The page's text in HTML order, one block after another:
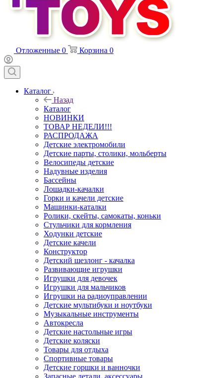
Отложенные 0 Корзина 0
Каталог
Назад
Каталог
НОВИНКИ
ТОВАР НЕДЕЛИ!!!
РАСПРОДАЖА
Детские электромобили
Детские парты, столики, мольберты
Велосипеды детские
Надувные изделия
Бассейны
Лошадки-качалки
Горки и качели детские
Машинки-каталки
Ролики, скейты, самокаты, коньки
Стульчики для кормления
Ходунки детские
Детские качели
Конструктор
Детский шезлонг - качалка
Развивающие игрушки
Игрушки для девочек
Игрушки для мальчиков
Игрушки на радиоуправлении
Детские мультибуки и ноутбуки
Музыкальные инструменты
Автокресла
Детские настольные игры
Детские коляски
Товары для отдыха
Спортивные товары
Детские горшки и ванночки
Запасные детали, аксессуары